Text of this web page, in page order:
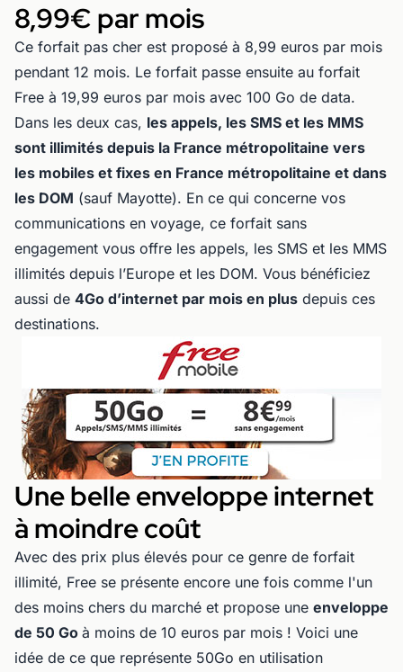
8,99€ par mois
Ce forfait pas cher est proposé à 8,99 euros par mois
pendant 12 mois. Le forfait passe ensuite au forfait
Free à 19,99 euros par mois avec 100 Go de data.
Dans les deux cas, les appels, les SMS et les MMS
sont illimités depuis la France métropolitaine vers
les mobiles et fixes en France métropolitaine et dans
les DOM (sauf Mayotte). En ce qui concerne vos
communications en voyage, ce forfait sans
engagement vous offre les appels, les SMS et les MMS
illimités depuis l’Europe et les DOM. Vous bénéficiez
aussi de 4Go d’internet par mois en plus depuis ces
destinations.
Une belle enveloppe internet
à moindre coût
Avec des prix plus élevés pour ce genre de forfait
illimité, Free se présente encore une fois comme l'un
des moins chers du marché et propose une enveloppe
de 50 Go à moins de 10 euros par mois ! Voici une
idée de ce que représente 50Go en utilisation